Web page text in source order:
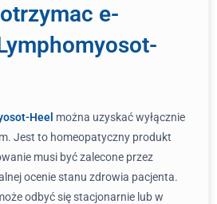
e-
Heel można uzyskać wyłącznie
Jest to homeopatyczny produkt
musi być zalecone przez
ocenie stanu zdrowia pacjenta.
odbyć się stacjonarnie lub w